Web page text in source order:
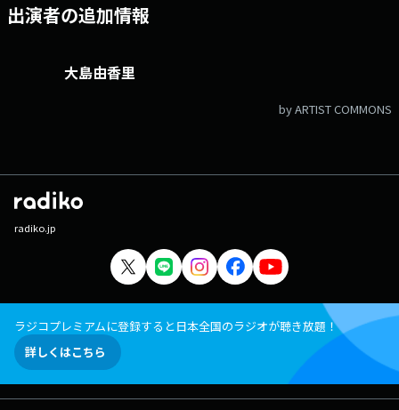
出演者の追加情報
大島由香里
by ARTIST COMMONS
radiko.jp
ラジコプレミアムに登録すると日本全国のラジオが聴き放題！
詳しくはこちら